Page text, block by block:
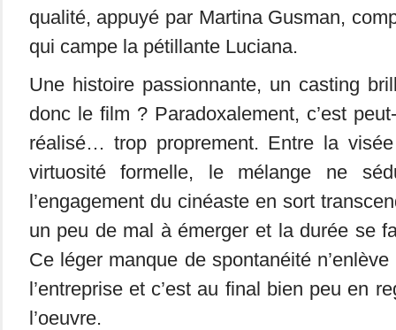
qualité, appuyé par Martina Gusman,
qui campe la pétillante Luciana.
Une histoire passionnante, un casting
donc le film ? Paradoxalement, c’est
réalisé… trop proprement. Entre la
virtuosité formelle, le mélange ne
l’engagement du cinéaste en sort
un peu de mal à émerger et la durée se
Ce léger manque de spontanéité
l’entreprise et c’est au final bien peu en
l’oeuvre.